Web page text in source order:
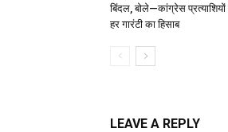
बिंदल, बोले—कांग्रेस प्रत्याशियों
हर गारंटी का हिसाब
LEAVE A REPLY